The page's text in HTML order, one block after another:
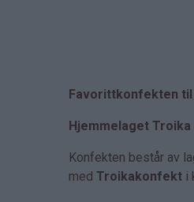
Favorittkonfekten til
Hjemmelaget Troika
Konfekten består av
med Troikakonfekt i